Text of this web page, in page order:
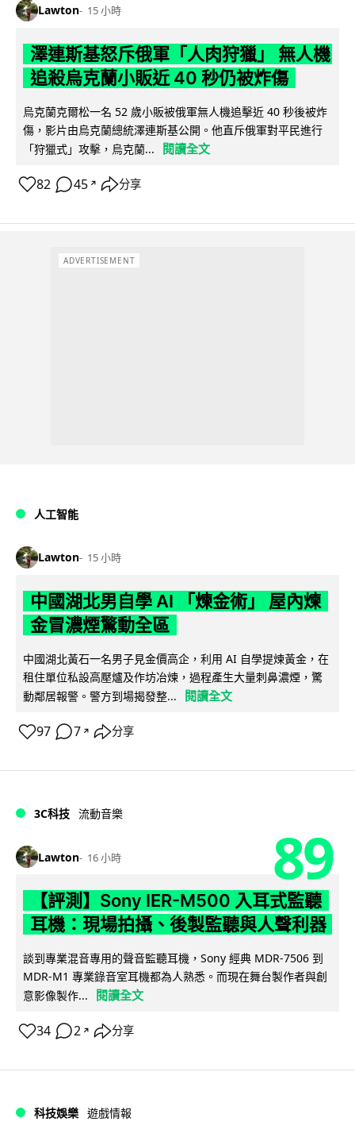
Lawton 15 小時
澤連斯基怒斥俄軍「人肉狩獵」 無人機
追殺烏克蘭小販近 40 秒仍被炸傷
烏克蘭克爾松一名 52 歲小販被俄軍無人機追擊近 40 秒後被炸
傷，影片由烏克蘭總統澤連斯基公開。他直斥俄軍對平民進行
「狩獵式」攻擊，烏克蘭...
閱讀全文
82 45 ↗ 分享
ADVERTISEMENT
人工智能
Lawton 15 小時
中國湖北男自學 AI 「煉金術」 屋內煉
金冒濃煙驚動全區
中國湖北黃石一名男子見金價高企，利用 AI 自學提煉黃金，在
租住單位私設高壓爐及作坊冶煉，過程產生大量刺鼻濃煙，驚
動鄰居報警。警方到場揭發整...
閱讀全文
97 7 ↗ 分享
3C科技 流動音樂
Lawton 16 小時 89
【評測】Sony IER-M500 入耳式監聽
耳機：現場拍攝、後製監聽與人聲利器
談到專業混音專用的聲音監聽耳機，Sony 經典 MDR-7506 到
MDR-M1 專業錄音室耳機都為人熟悉。而現在舞台製作者與創
意影像製作...
閱讀全文
34 2 ↗ 分享
科技娛樂 遊戲情報